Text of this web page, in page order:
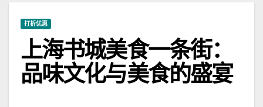
打折优惠
上海书城美食一条街：
品味文化与美食的盛宴